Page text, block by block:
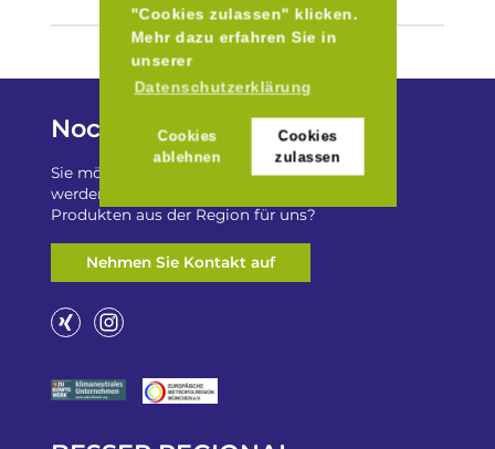
"Cookies zulassen" klicken.
Mehr dazu erfahren Sie in
unserer
Datenschutzerklärung
Cookies
ablehnen
Cookies
zulassen
Noch Fragen?
Sie möchten auf „Besser Regional“ gelistet
werden? Oder haben Sie einen Freizeittip zu
Produkten aus der Region für uns?
Nehmen Sie Kontakt auf